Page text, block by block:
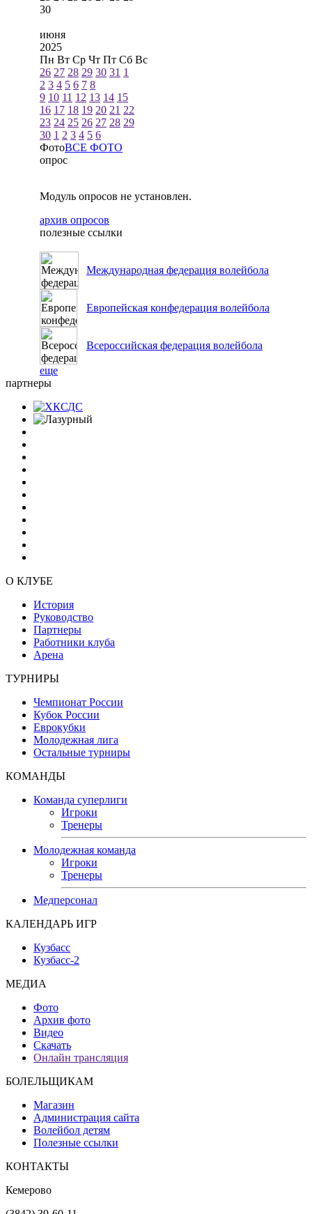
30
июня
2025
Пн Вт Ср Чт Пт Сб Вс
26 27 28 29 30 31 1
2 3 4 5 6 7 8
9 10 11 12 13 14 15
16 17 18 19 20 21 22
23 24 25 26 27 28 29
30 1 2 3 4 5 6
ФотоВСЕ ФОТО
опрос
Модуль опросов не установлен.
архив опросов
полезные ссылки
Международная федерация волейбола
Европейская конфедерация волейбола
Всероссийская федерация волейбола
еще
партнеры
О КЛУБЕ
История
Руководство
Партнеры
Работники клуба
Арена
ТУРНИРЫ
Чемпионат России
Кубок России
Еврокубки
Молодежная лига
Остальные турниры
КОМАНДЫ
Команда суперлиги
Игроки
Тренеры
Молодежная команда
Игроки
Тренеры
Медперсонал
КАЛЕНДАРЬ ИГР
Кузбасс
Кузбасс-2
МЕДИА
Фото
Архив фото
Видео
Скачать
Онлайн трансляция
БОЛЕЛЬЩИКАМ
Магазин
Администрация сайта
Волейбол детям
Полезные ссылки
КОНТАКТЫ
Кемерово